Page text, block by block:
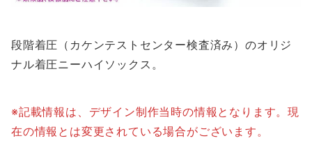
段階着圧（カケンテストセンター検査済み）のオリジ
ナル着圧ニーハイソックス。
※記載情報は、デザイン制作当時の情報となります。現
在の情報とは変更されている場合がございます。